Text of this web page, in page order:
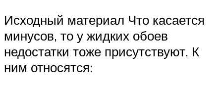
Исходный материал Что касается
минусов, то у жидких обоев
недостатки тоже присутствуют. К
ним относятся: